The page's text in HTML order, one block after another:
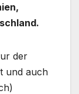
der
und auch